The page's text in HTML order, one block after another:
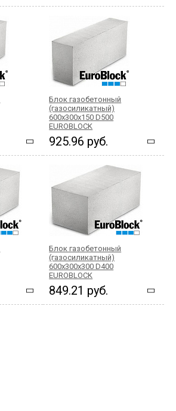
Блок газобетонный
(газосиликатный)
600x300x150 D500
EUROBLOCK
925.96 руб.
Блок газобетонный
(газосиликатный)
600x300x300 D400
EUROBLOCK
849.21 руб.